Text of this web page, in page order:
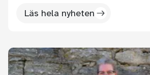
Läs hela nyheten